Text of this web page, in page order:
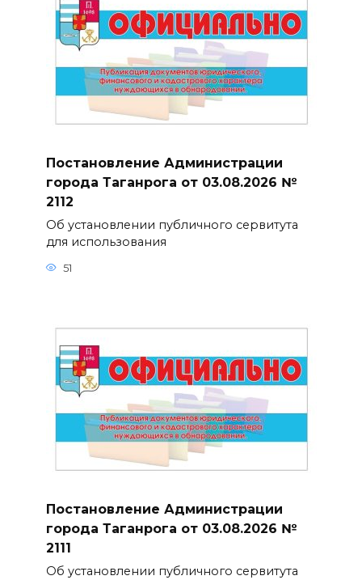
Постановление Администрации
города Таганрога от 03.08.2026 №
2112
Об установлении публичного сервитута
для использования
51
Постановление Администрации
города Таганрога от 03.08.2026 №
2111
Об установлении публичного сервитута